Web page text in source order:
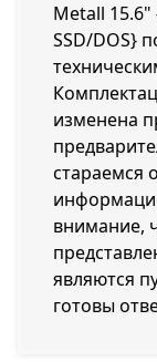
Metall 15.6"
SSD/DOS}
изменена
стараемся
внимание,
являются
готовы